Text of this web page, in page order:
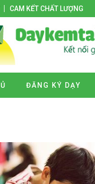
CAM KẾT CHẤT LƯỢNG
ĐĂNG KÝ DẠY